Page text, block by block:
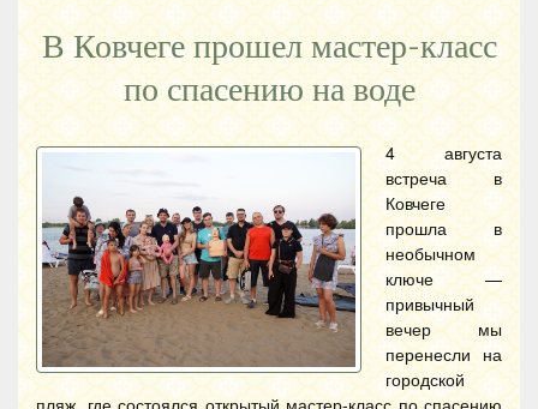
В Ковчеге прошел мастер-класс
по спасению на воде
4 августа
встреча в
Ковчеге
прошла в
необычном
ключе —
привычный
вечер мы
перенесли на
городской
пляж, где состоялся открытый мастер-класс по спасению